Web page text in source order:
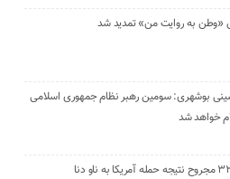
«وطن به روایت من» تمدید شد
بوشهری: سومین رهبر نظام جمهوری اسلامی
خواهد شد